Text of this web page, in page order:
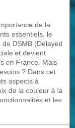
de la
essentiels, le
DSMB (Delayed
et devient
en France. Mais
? Dans cet
aspects à
de la couleur à la
et les